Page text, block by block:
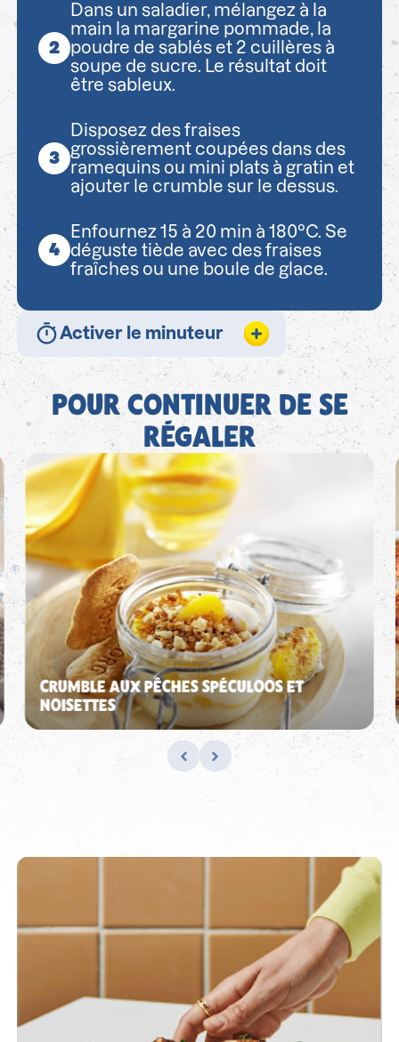
Dans un saladier, mélangez à la
main la margarine pommade, la
poudre de sablés et 2 cuillères à
soupe de sucre. Le résultat doit
être sableux.
Disposez des fraises
grossièrement coupées dans des
ramequins ou mini plats à gratin et
ajouter le crumble sur le dessus.
Enfournez 15 à 20 min à 180°C. Se
déguste tiède avec des fraises
fraîches ou une boule de glace.
Activer le minuteur
POUR CONTINUER DE SE
RÉGALER
CRUMBLE AUX PÊCHES SPÉCULOOS ET
NOISETTES